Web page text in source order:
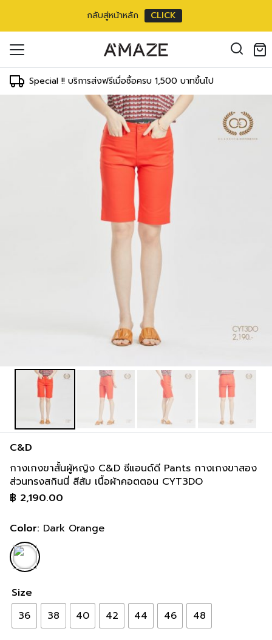
กลับสู่หน้าหลัก CLICK
Special !! บริการส่งฟรีเมื่อซื้อครบ 1,500 บาทขึ้นไป
C&D
กางเกงขาสั้นผู้หญิง C&D ซีแอนด์ดี Pants กางเกงขาสอง
ส่วนทรงสกินนี่ สีส้ม เนื้อผ้าคอตตอน CYT3DO
฿ 2,190.00
Color: Dark Orange
Size
36
38 40 42 44 46 48
in the cart.
address*
คลิกที่นี่เพื่อสมัครสมาชิก
ณเพื่อรองรับประสบการณ์การใช้งาน
ชี รวมถึงจุดประสงค์อื่นๆ ตาม